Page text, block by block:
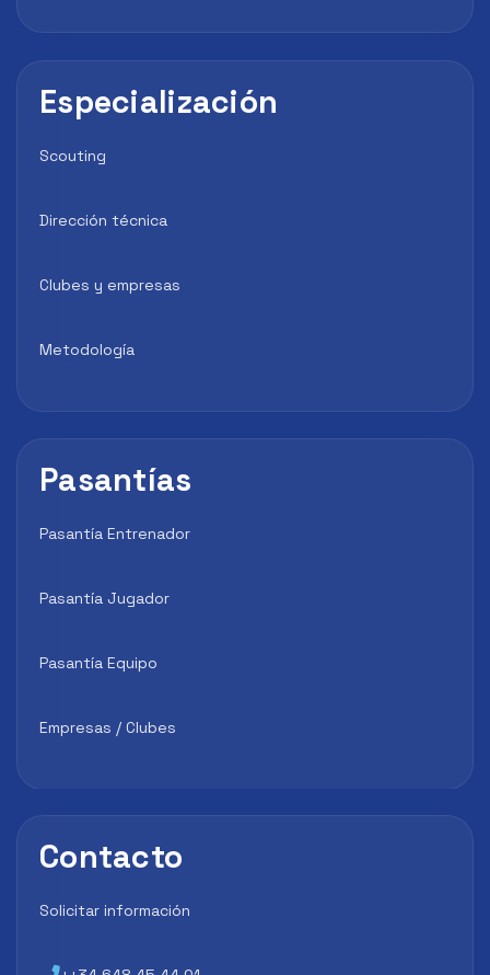
Especialización
Scouting
Dirección técnica
Clubes y empresas
Metodología
Pasantías
Pasantía Entrenador
Pasantía Jugador
Pasantía Equipo
Empresas / Clubes
Contacto
Solicitar información